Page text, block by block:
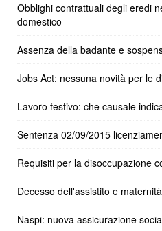
Obblighi contrattuali degli eredi
domestico
Assenza della badante e
Jobs Act: nessuna novità per le
Lavoro festivo: che causale
Sentenza 02/09/2015
Requisiti per la disoccupazione
Decesso dell'assistito e
Naspi: nuova assicurazione